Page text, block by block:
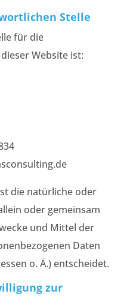
Stelle
für die
Website ist:
die natürliche oder
oder gemeinsam
und Mittel der
Daten
o. Ä.) entscheidet.
zur